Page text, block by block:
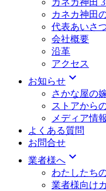
カネカ神田
カネカ神田
代表あいさ
会社概要
沿革
アクセス
お知らせ expand_more
さかな屋の
ストアから
メディア情報
よくある質問
お問合せ
業者様へ expand_more
わたしたち
業者様向け